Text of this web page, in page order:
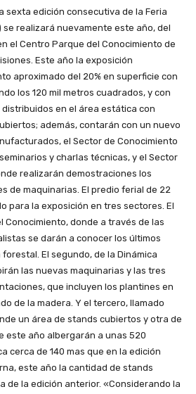
sexta edición consecutiva de la Feria
se realizará nuevamente este año, del
el Centro Parque del Conocimiento de
Este año la exposición
aproximado del 20% en superficie con
los 120 mil metros cuadrados, y con
en el área estática con
además, contarán con un nuevo
el Sector de Conocimiento
y charlas técnicas, y el Sector
realizarán demostraciones los
de maquinarias. El predio ferial de 22
para la exposición en tres sectores. El
Conocimiento, donde a través de las
se darán a conocer los últimos
El segundo, de la Dinámica
las nuevas maquinarias y las tres
que incluyen los plantines en
de la madera. Y el tercero, llamado
un área de stands cubiertos y otra de
este año albergarán a unas 520
cerca de 140 mas que en la edición
este año la cantidad de stands
de la edición anterior. «Considerando la